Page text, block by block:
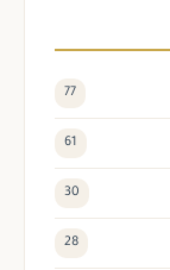
77
61
30
28